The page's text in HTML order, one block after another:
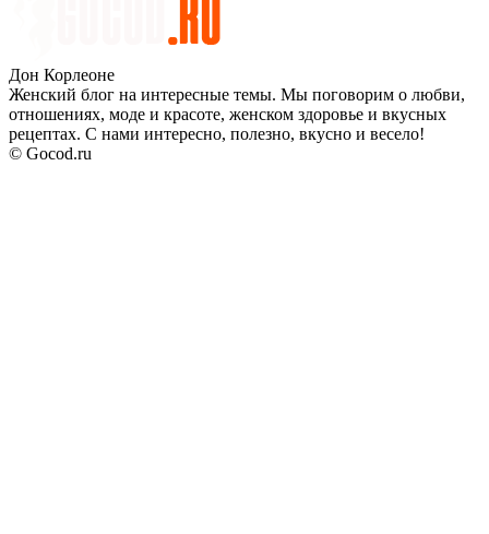
Дон Корлеоне
Женский блог на интересные темы. Мы поговорим о любви,
отношениях, моде и красоте, женском здоровье и вкусных
рецептах. С нами интересно, полезно, вкусно и весело!
© Gocod.ru